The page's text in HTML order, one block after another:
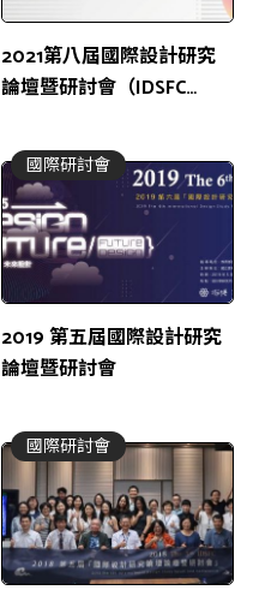
2021第八屆國際設計研究
論壇暨研討會（IDSFC
國際研討會
2019 第五屆國際設計研究
論壇暨研討會
國際研討會